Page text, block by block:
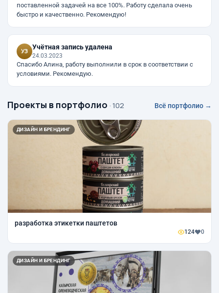
поставленной задачей на все 100%. Работу сделала очень
быстро и качественно. Рекомендую!
Учётная запись удалена
24.03.2023
Спасибо Алина, работу выполнили в срок в соответствии с
условиями. Рекомендую.
Проекты в портфолио · 102 Всё портфолио →
ДИЗАЙН И БРЕНДИНГ
разработка этикетки паштетов
124 0
ДИЗАЙН И БРЕНДИНГ